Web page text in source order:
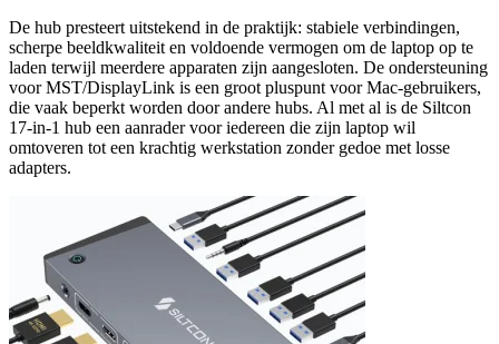
De hub presteert uitstekend in de praktijk: stabiele verbindingen,
scherpe beeldkwaliteit en voldoende vermogen om de laptop op te
laden terwijl meerdere apparaten zijn aangesloten. De ondersteuning
voor MST/DisplayLink is een groot pluspunt voor Mac-gebruikers,
die vaak beperkt worden door andere hubs. Al met al is de Siltcon
17-in-1 hub een aanrader voor iedereen die zijn laptop wil
omtoveren tot een krachtig werkstation zonder gedoe met losse
adapters.